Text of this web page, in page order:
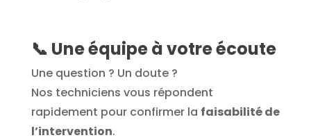
📞 Une équipe à votre écoute
Une question ? Un doute ?
Nos techniciens vous répondent
rapidement pour confirmer la faisabilité de
l’intervention.